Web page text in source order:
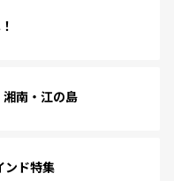
南・江の島
ンド特集